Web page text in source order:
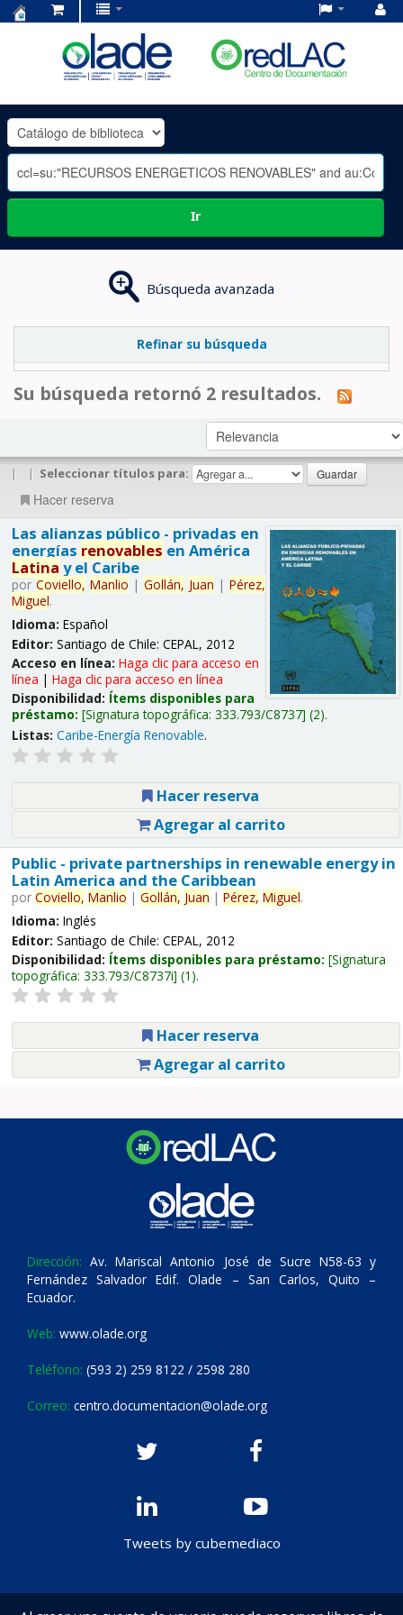
OLADE
-
Ir
Búsqueda avanzada
Refinar su búsqueda
Su búsqueda retornó 2 resultados.
| | Seleccionar títulos para:
Hacer reserva
Las alianzas público - privadas en
energías renovables en América
Latina y el Caribe
por Coviello, Manlio | Gollán, Juan | Pérez,
Miguel.
Idioma: Español
Editor: Santiago de Chile: CEPAL, 2012
Acceso en línea: Haga clic para acceso en
línea | Haga clic para acceso en línea
Disponibilidad: Ítems disponibles para
préstamo: Signatura topográfica: 333.793/C8737 (2).
Listas: Caribe-Energía Renovable.
Hacer reserva
Agregar al carrito
Public - private partnerships in renewable energy in
Latin America and the Caribbean
por Coviello, Manlio | Gollán, Juan | Pérez, Miguel.
Idioma: Inglés
Editor: Santiago de Chile: CEPAL, 2012
Disponibilidad: Ítems disponibles para préstamo: Signatura
topográfica: 333.793/C8737i (1).
Hacer reserva
Agregar al carrito
Dirección: Av. Mariscal Antonio José de Sucre N58-63 y
Fernández Salvador Edif. Olade – San Carlos, Quito –
Ecuador.
Web: www.olade.org
Teléfono: (593 2) 259 8122 / 2598 280
Correo: centro.documentacion@olade.org
Tweets by cubemediaco